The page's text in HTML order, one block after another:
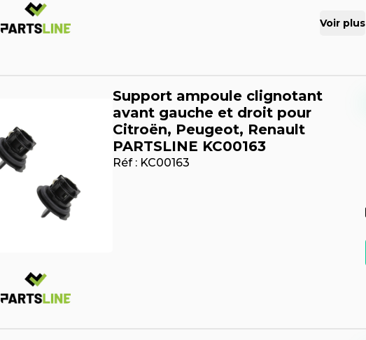
Voir plus
Support ampoule clignotant
avant gauche et droit pour
Citroën, Peugeot, Renault
PARTSLINE KC00163
Réf : KC00163